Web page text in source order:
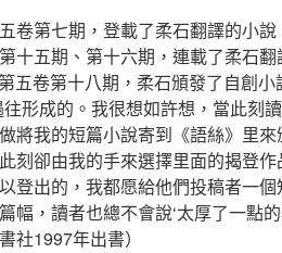
卷第七期，登載了柔石翻譯的小
十五期、第十六期，連載了柔石
五卷第十八期，柔石頒發了自創小
形成的。我很想如許想，當此刻
將我的短篇小說寄到《語絲》里
刻卻由我的手來選擇里面的揭登
登出的，我都愿給他們投稿者一
幅，讀者也總不會說‘太厚了一點
社1997年出書）